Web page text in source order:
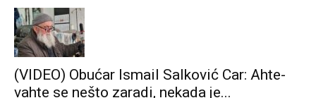
(VIDEO) Obućar Ismail Salković Car: Ahte-
vahte se nešto zaradi, nekada je...